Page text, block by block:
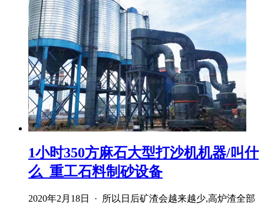
1小时350方麻石大型打沙机机器/叫什
么_重工石料制砂设备
2020年2月18日 · 所以日后矿渣会越来越少,高炉渣全部